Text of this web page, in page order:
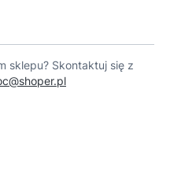
sklepu? Skontaktuj się z